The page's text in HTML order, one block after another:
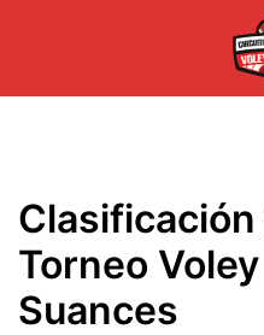
Clasificación
Torneo
Suances